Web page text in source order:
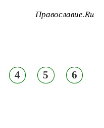
Православие.Ru
4 5 6